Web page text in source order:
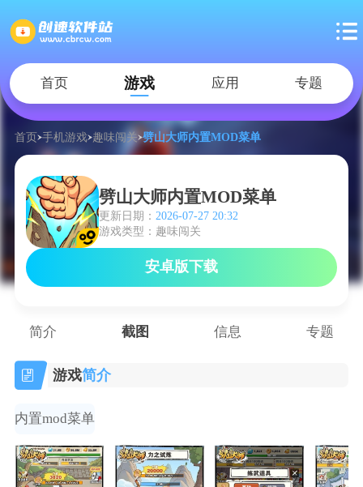
首页 游戏 应用 专题
首页 手机游戏 趣味闯关 劈山大师内置MOD菜单
劈山大师内置MOD菜单
更新日期： 2026-07-27 20:32
游戏类型：趣味闯关
安卓版下载
简介 截图 信息 专题
游戏简介
内置mod菜单